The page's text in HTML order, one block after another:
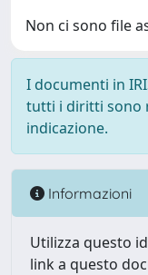
Non ci sono file
I documenti in
tutti i diritti sono
indicazione.
Informazioni
Utilizza questo
link a questo